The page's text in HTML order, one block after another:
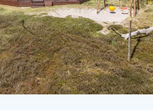
Ferienhäuser auf Holmsland
Ferienhäuser in Holmsland
Ferienhäuser Hvide Sande
Ferienhäuser Jegum
Ferienhäuser Klegod
Ferienhäuser Lodbjerg Hede
Ferienhäuser Nr. Lyngvig